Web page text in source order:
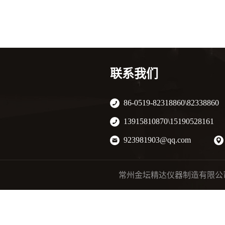
联系我们
86-0519-82318860\82338860
13915810870\15190528161
923981903@qq.com
常州金坛精达仪器制造有